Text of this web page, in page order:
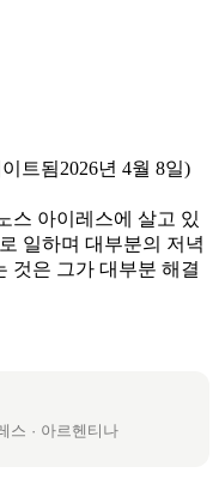
트됨2026년 4월 8일)
스 아이레스에 살고 있
일하며 대부분의 저녁
것은 그가 대부분 해결
스 · 아르헨티나